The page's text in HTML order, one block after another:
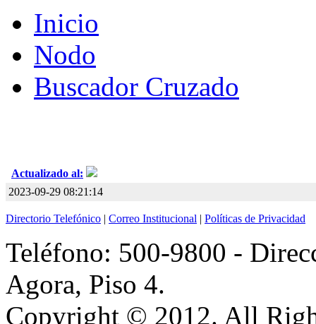
Inicio
Nodo
Buscador Cruzado
Actualizado al:
2023-09-29 08:21:14
Directorio Telefónico | Correo Institucional | Políticas de Privacidad
Teléfono: 500-9800 -
Agora, Piso 4.
Copyright © 2012. All